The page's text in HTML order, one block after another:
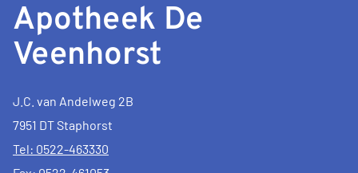
Apotheek De
Veenhorst
J.C. van Andelweg 2B
7951 DT Staphorst
Tel: 0522-463330